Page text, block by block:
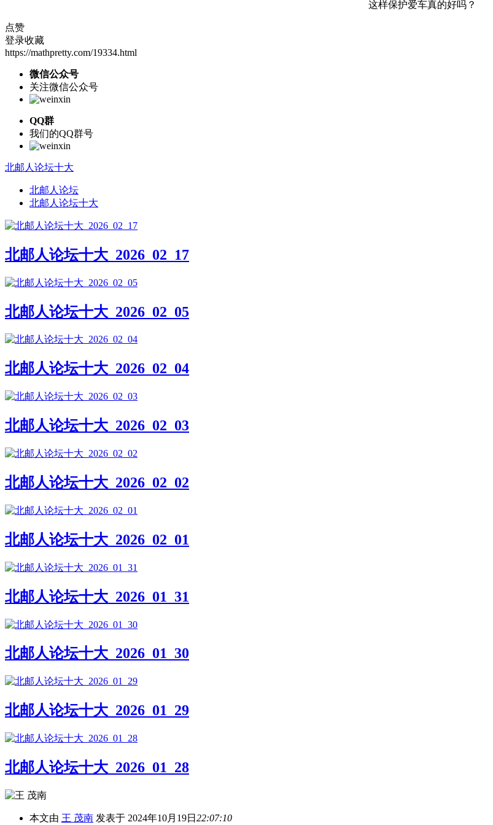
这样保护爱车真的好吗？
点赞
登录收藏
https://mathpretty.com/19334.html
微信公众号
关注微信公众号
QQ群
我们的QQ群号
北邮人论坛十大
北邮人论坛
北邮人论坛十大
北邮人论坛十大_2026_02_17
北邮人论坛十大_2026_02_05
北邮人论坛十大_2026_02_04
北邮人论坛十大_2026_02_03
北邮人论坛十大_2026_02_02
北邮人论坛十大_2026_02_01
北邮人论坛十大_2026_01_31
北邮人论坛十大_2026_01_30
北邮人论坛十大_2026_01_29
北邮人论坛十大_2026_01_28
本文由 王 茂南 发表于 2024年10月19日 22:07:10